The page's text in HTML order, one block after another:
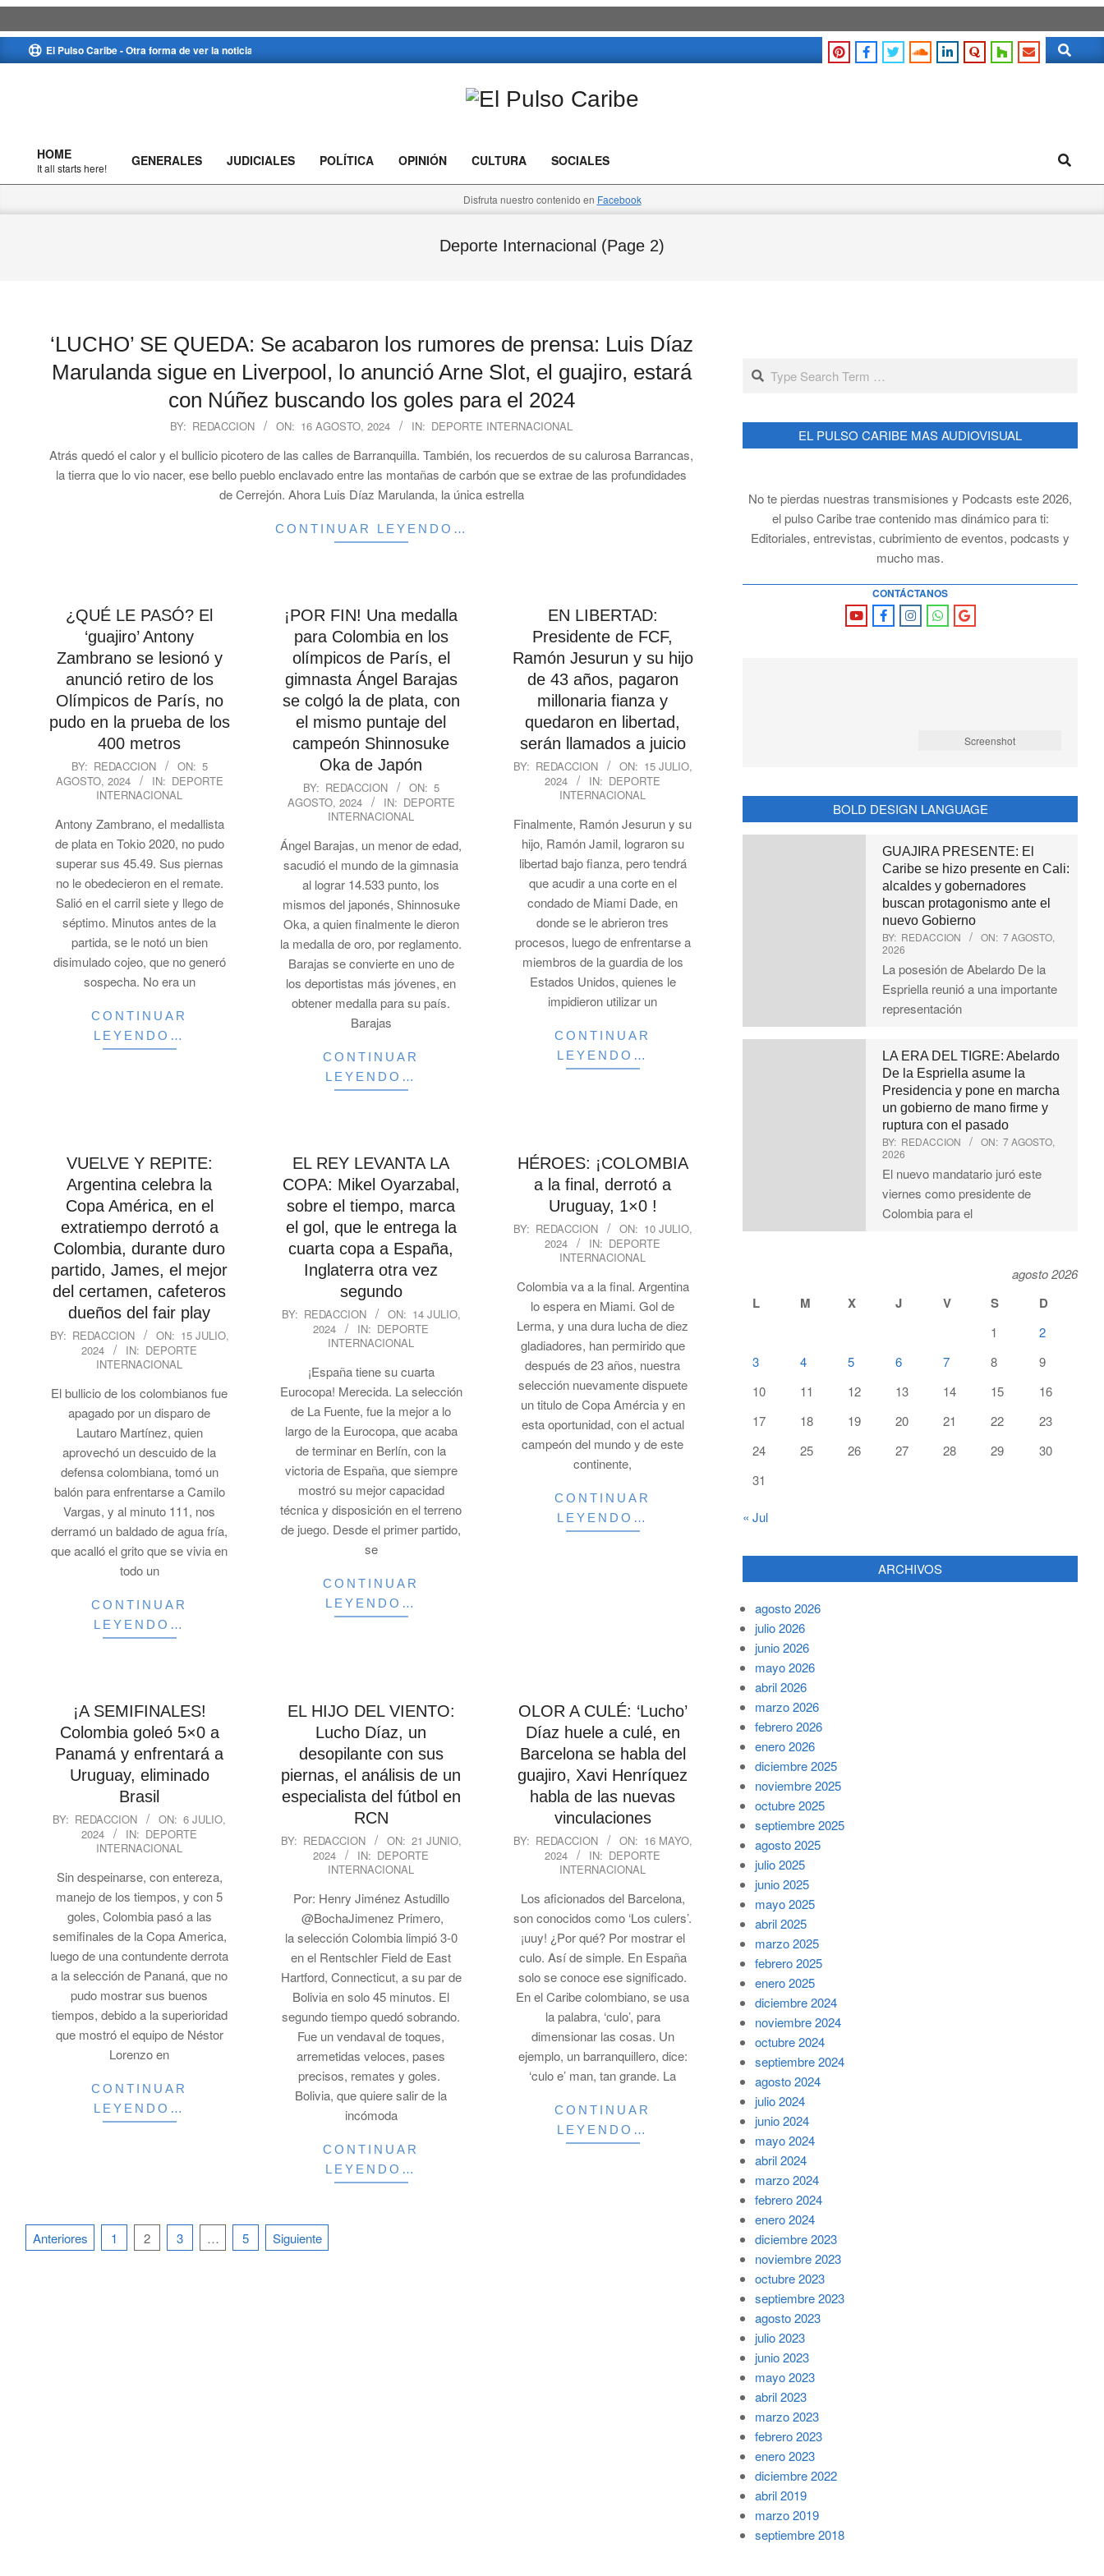
to
El Pulso Caribe - Otra forma de ver la noticia Search
Caribe
Primary
Navigation
HOME
It all starts here! GENERALES JUDICIALES POLÍTICA OPINIÓN CULTURA SOCIALES Search
Disfruta nuestro contenido en Facebook
Deporte Internacional (Page 2)
‘LUCHO’ SE QUEDA: Se acabaron los rumores de prensa: Luis Díaz
Marulanda sigue en Liverpool, lo anunció Arne Slot, el guajiro, estará
con Núñez buscando los goles para el 2024
16
BY: REDACCION ON: 16 AGOSTO, 2024 IN: DEPORTE INTERNACIONAL
Atrás quedó el calor y el bullicio picotero de las calles de Barranquilla. También, los recuerdos de su calurosa Barrancas,
la tierra que lo vio nacer, ese bello pueblo enclavado entre las montañas de carbón que se extrae de las profundidades
de Cerrejón. Ahora Luis Díaz Marulanda, la única estrella
CONTINUAR LEYENDO…
¿QUÉ LE PASÓ? El
‘guajiro’ Antony
Zambrano se lesionó y
anunció retiro de los
Olímpicos de París, no
pudo en la prueba de los
400 metros
2024-
08-
BY: REDACCION ON: 5
AGOSTO, 2024
IN: DEPORTE
INTERNACIONAL
Antony Zambrano, el medallista
de plata en Tokio 2020, no pudo
superar sus 45.49. Sus piernas
no le obedecieron en el remate.
Salió en el carril siete y llego de
séptimo. Minutos antes de la
partida, se le notó un bien
disimulado cojeo, que no generó
sospecha. No era un
CONTINUAR
LEYENDO…
¡POR FIN! Una medalla
para Colombia en los
olímpicos de París, el
gimnasta Ángel Barajas
se colgó la de plata, con
el mismo puntaje del
campeón Shinnosuke
Oka de Japón
2024-
08-
BY: REDACCION ON: 5
AGOSTO, 2024
IN: DEPORTE
INTERNACIONAL
Ángel Barajas, un menor de edad,
sacudió el mundo de la gimnasia
al lograr 14.533 punto, los
mismos del japonés, Shinnosuke
Oka, a quien finalmente le dieron
la medalla de oro, por reglamento.
Barajas se convierte en uno de
los deportistas más jóvenes, en
obtener medalla para su país.
Barajas
CONTINUAR
LEYENDO…
EN LIBERTAD:
Presidente de FCF,
Ramón Jesurun y su hijo
de 43 años, pagaron
millonaria fianza y
quedaron en libertad,
serán llamados a juicio
2024-
BY: REDACCION ON: 15 JULIO,
2024
IN: DEPORTE
INTERNACIONAL
Finalmente, Ramón Jesurun y su
hijo, Ramón Jamil, lograron su
libertad bajo fianza, pero tendrá
que acudir a una corte en el
condado de Miami Dade, en
donde se le abrieron tres
procesos, luego de enfrentarse a
miembros de la guardia de los
Estados Unidos, quienes le
impidieron utilizar un
CONTINUAR
LEYENDO…
VUELVE Y REPITE:
Argentina celebra la
Copa América, en el
extratiempo derrotó a
Colombia, durante duro
partido, James, el mejor
del certamen, cafeteros
dueños del fair play
2024-
BY: REDACCION ON: 15 JULIO,
2024
IN: DEPORTE
INTERNACIONAL
El bullicio de los colombianos fue
apagado por un disparo de
Lautaro Martínez, quien
aprovechó un descuido de la
defensa colombiana, tomó un
balón para enfrentarse a Camilo
Vargas, y al minuto 111, nos
derramó un baldado de agua fría,
que acalló el grito que se vivia en
todo un
CONTINUAR
LEYENDO…
EL REY LEVANTA LA
COPA: Mikel Oyarzabal,
sobre el tiempo, marca
el gol, que le entrega la
cuarta copa a España,
Inglaterra otra vez
segundo
2024-
BY: REDACCION ON: 14 JULIO,
2024
IN: DEPORTE
INTERNACIONAL
¡España tiene su cuarta
Eurocopa! Merecida. La selección
de La Fuente, fue la mejor a lo
largo de la Eurocopa, que acaba
de terminar en Berlín, con la
victoria de España, que siempre
mostró su mejor capacidad
técnica y disposición en el terreno
de juego. Desde el primer partido,
se
CONTINUAR
LEYENDO…
HÉROES: ¡COLOMBIA
a la final, derrotó a
Uruguay, 1×0 !
2024-
BY: REDACCION ON: 10 JULIO,
2024
IN: DEPORTE
INTERNACIONAL
Colombia va a la final. Argentina
lo espera en Miami. Gol de
Lerma, y una dura lucha de diez
gladiadores, han permirido que
después de 23 años, nuestra
selección nuevamente dispuete
un titulo de Copa Amércia y en
esta oportunidad, con el actual
campeón del mundo y de este
continente,
CONTINUAR
LEYENDO…
¡A SEMIFINALES!
Colombia goleó 5×0 a
Panamá y enfrentará a
Uruguay, eliminado
Brasil
2024-
BY: REDACCION ON: 6 JULIO,
2024
IN: DEPORTE
INTERNACIONAL
Sin despeinarse, con entereza,
manejo de los tiempos, y con 5
goles, Colombia pasó a las
semifinales de la Copa America,
luego de una contundente derrota
a la selección de Pananá, que no
pudo mostrar sus buenos
tiempos, debido a la superioridad
que mostró el equipo de Néstor
Lorenzo en
CONTINUAR
LEYENDO…
EL HIJO DEL VIENTO:
Lucho Díaz, un
desopilante con sus
piernas, el análisis de un
especialista del fútbol en
RCN
2024-
BY: REDACCION ON: 21 JUNIO,
2024
IN: DEPORTE
INTERNACIONAL
Por: Henry Jiménez Astudillo
@BochaJimenez Primero,
la selección Colombia limpió 3-0
en el Rentschler Field de East
Hartford, Connecticut, a su par de
Bolivia en solo 45 minutos. El
segundo tiempo quedó sobrando.
Fue un vendaval de toques,
arremetidas veloces, pases
precisos, remates y goles.
Bolivia, que quiere salir de la
incómoda
CONTINUAR
LEYENDO…
OLOR A CULÉ: ‘Lucho’
Díaz huele a culé, en
Barcelona se habla del
guajiro, Xavi Henríquez
habla de las nuevas
vinculaciones
2024-
BY: REDACCION ON: 16 MAYO,
2024
IN: DEPORTE
INTERNACIONAL
Los aficionados del Barcelona,
son conocidos como ‘Los culers’.
¡uuy! ¿Por qué? Por mostrar el
culo. Así de simple. En España
solo se conoce ese significado.
En el Caribe colombiano, se usa
la palabra, ‘culo’, para
dimensionar las cosas. Un
ejemplo, un barranquillero, dice:
‘culo e’ man, tan grande. La
CONTINUAR
LEYENDO…
Paginación
Anteriores 1 2 3 … 5 Siguiente
Search
EL PULSO CARIBE MAS AUDIOVISUAL
No te pierdas nuestras transmisiones y Podcasts este 2026,
el pulso Caribe trae contenido mas dinámico para ti:
Editoriales, entrevistas, cubrimiento de eventos, podcasts y
mucho mas.
CONTÁCTANOS
Screenshot
BOLD DESIGN LANGUAGE
GUAJIRA PRESENTE: El
Caribe se hizo presente en Cali:
alcaldes y gobernadores
buscan protagonismo ante el
nuevo Gobierno
BY: REDACCION ON: 7 AGOSTO,
2026
La posesión de Abelardo De la
Espriella reunió a una importante
representación
LA ERA DEL TIGRE: Abelardo
De la Espriella asume la
Presidencia y pone en marcha
un gobierno de mano firme y
ruptura con el pasado
BY: REDACCION ON: 7 AGOSTO,
2026
El nuevo mandatario juró este
viernes como presidente de
Colombia para el
agosto 2026
L M X J V S D
1
2
3
4 5 6 7 8
9
10
11 12 13 14 15
16
17
18 19 20 21 22
23
24
25 26 27 28 29
30
31
« Jul
ARCHIVOS
agosto 2026
julio 2026
junio 2026
mayo 2026
abril 2026
marzo 2026
febrero 2026
enero 2026
diciembre 2025
noviembre 2025
octubre 2025
septiembre 2025
agosto 2025
julio 2025
junio 2025
mayo 2025
abril 2025
marzo 2025
febrero 2025
enero 2025
diciembre 2024
noviembre 2024
octubre 2024
septiembre 2024
agosto 2024
julio 2024
junio 2024
mayo 2024
abril 2024
marzo 2024
febrero 2024
enero 2024
diciembre 2023
noviembre 2023
octubre 2023
septiembre 2023
agosto 2023
julio 2023
junio 2023
mayo 2023
abril 2023
marzo 2023
febrero 2023
enero 2023
diciembre 2022
abril 2019
marzo 2019
septiembre 2018